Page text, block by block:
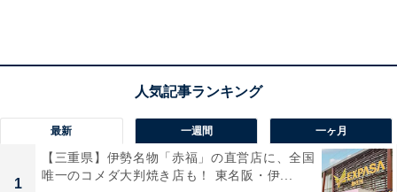
2016 年11 月14 日（月）
①14:30～15:00 ②15:10～15:40 ③15:50～16:20 ④16:30
最新 一週間 一ヶ月
1
【三重県】伊勢名物「赤福」の直営店に、全国
唯一のコメダ大判焼き店も！ 東名阪・伊...